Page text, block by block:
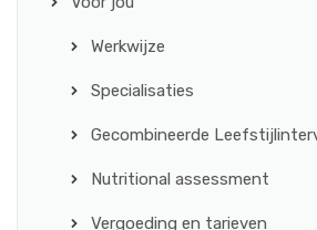
Werkwijze
Specialisaties
Gecombineerde
Nutritional assessment
Vergoeding en tarieven